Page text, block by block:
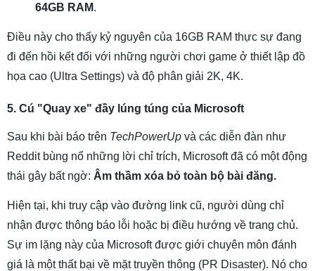
64GB RAM.
Điều này cho thấy kỷ nguyên của 16GB RAM thực sự đang
đi đến hồi kết đối với những người chơi game ở thiết lập đồ
họa cao (Ultra Settings) và độ phân giải 2K, 4K.
5. Cú "Quay xe" đầy lúng túng của Microsoft
Sau khi bài báo trên TechPowerUp và các diễn đàn như
Reddit bùng nổ những lời chỉ trích, Microsoft đã có một động
thái gây bất ngờ: Âm thầm xóa bỏ toàn bộ bài đăng.
Hiện tại, khi truy cập vào đường link cũ, người dùng chỉ
nhận được thông báo lỗi hoặc bị điều hướng về trang chủ.
Sự im lặng này của Microsoft được giới chuyên môn đánh
giá là một thất bại về mặt truyền thông (PR Disaster). Nó cho